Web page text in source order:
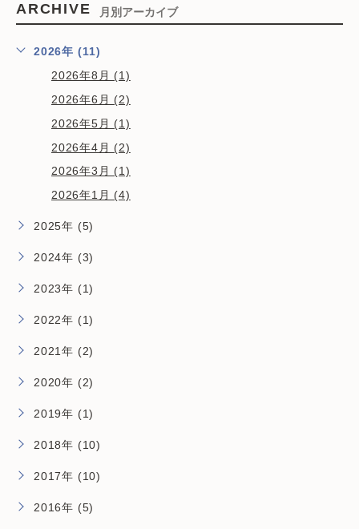
ARCHIVE 月別アーカイブ
2026年 (11)
2026年8月 (1)
2026年6月 (2)
2026年5月 (1)
2026年4月 (2)
2026年3月 (1)
2026年1月 (4)
2025年 (5)
2024年 (3)
2023年 (1)
2022年 (1)
2021年 (2)
2020年 (2)
2019年 (1)
2018年 (10)
2017年 (10)
2016年 (5)